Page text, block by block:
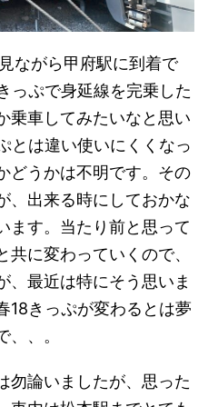
ながら甲府駅に到着で
っぷで身延線を完乗した
乗車してみたいなと思い
とは違い使いにくくなっ
どうかは不明です。その
、出来る時にしておかな
ます。当たり前と思って
に変わっていくので、
、最近は特にそう思いま
18きっぷが変わるとは夢
、。
勿論いましたが、思った